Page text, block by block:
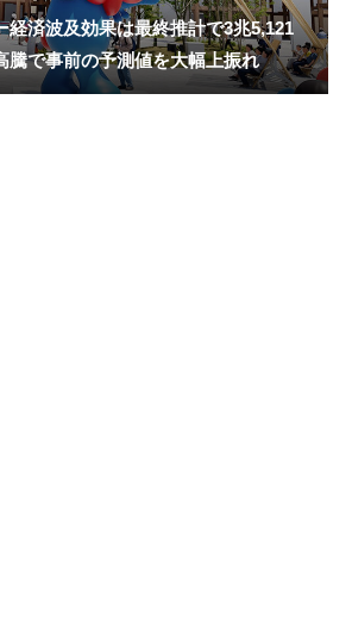
経済波及効果は最終推計で3兆5,121
騰で事前の予測値を大幅上振れ